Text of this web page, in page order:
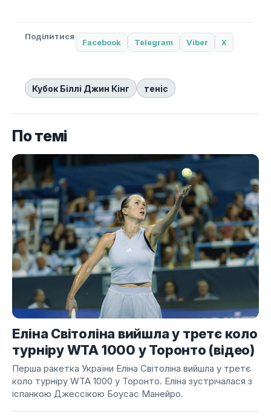
Поділитися
Facebook Telegram Viber X
Кубок Біллі Джин Кінг теніс
По темі
Еліна Світоліна вийшла у третє коло
турніру WTA 1000 у Торонто (відео)
Перша ракетка України Еліна Світоліна вийшла у третє
коло турніру WTA 1000 у Торонто. Еліна зустрічалася з
іспанкою Джессікою Боусас Манейро.